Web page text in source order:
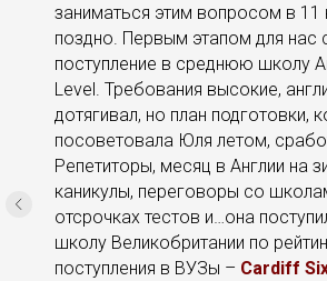
заниматься этим вопросом в 11
поздно. Первым этапом для нас
поступление в среднюю школу
Level. Требования высокие,
дотягивал, но план подготовки,
посоветовала Юля летом,
Репетиторы, месяц в Англии на
каникулы, переговоры со
отсрочках тестов и…она
школу Великобритании по
поступления в ВУЗы – Cardiff